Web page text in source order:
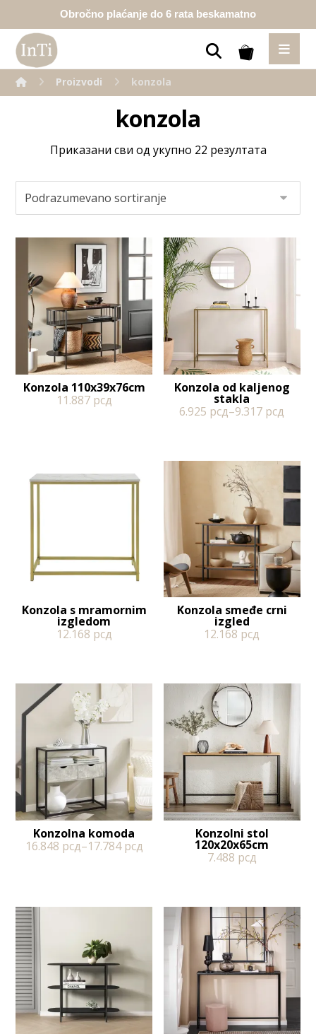
Obročno plaćanje do 6 rata beskamatno
Proizvodi konzola
konzola
Приказани сви од укупно 22 резултата
Konzola 110x39x76cm
11.887 рсд
Konzola od kaljenog
stakla
6.925 рсд–9.317 рсд
Konzola s mramornim
izgledom
12.168 рсд
Konzola smeđe crni
izgled
12.168 рсд
Konzolna komoda
16.848 рсд–17.784 рсд
Konzolni stol
120x20x65cm
7.488 рсд